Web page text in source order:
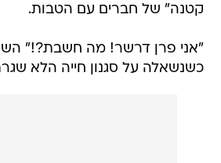
קטנה" של חברים עם הטבות.
"אני פרן דרשר! מה חשבת?!"
כשנשאלה על סגנון חייה הלא